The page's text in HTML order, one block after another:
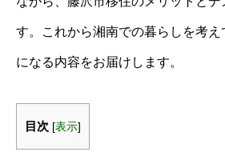
す。これから湘南での暮らしを考
になる内容をお届けします。
目次 [表示]